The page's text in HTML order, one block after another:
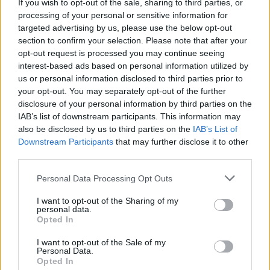
If you wish to opt-out of the sale, sharing to third parties, or
processing of your personal or sensitive information for
targeted advertising by us, please use the below opt-out
section to confirm your selection. Please note that after your
opt-out request is processed you may continue seeing
interest-based ads based on personal information utilized by
us or personal information disclosed to third parties prior to
your opt-out. You may separately opt-out of the further
disclosure of your personal information by third parties on the
IAB’s list of downstream participants. This information may
also be disclosed by us to third parties on the IAB’s List of
Downstream Participants that may further disclose it to other
Please note that this website/app uses one or more Google
not limited to your visit or usage behaviour. You may click to
grant or deny consent to Google and its third-party tags to
use your data for below specified purposes in below Google
consent section.
Personal Data Processing Opt Outs
I want to opt-out of the Sharing of my
personal data.
Opted In
I want to opt-out of the Sale of my
Personal Data.
Opted In
Φτάνοντας στον πρωταγωνιστή του εστιατορίου, την
πίτσα, ξεχωρίσαμε την Pizza Mortadella με mozzarella